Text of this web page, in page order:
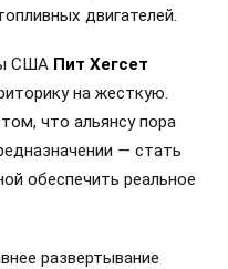
двигателей.
США Пит Хегсет
на жесткую.
что альянсу пора
— стать
обеспечить реальное
развертывание